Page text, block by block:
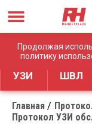
Продолжая
политику
УЗИ ШВЛ
Главная
Протокол УЗИ